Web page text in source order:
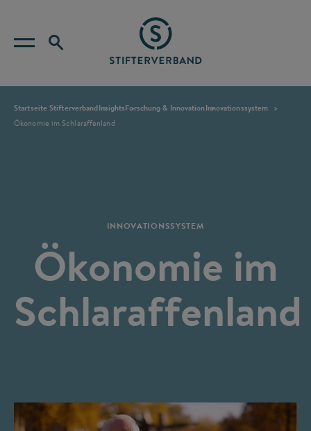
Startseite StifterverbandInsightsForschung & InnovationInnovationssystem
Ökonomie im Schlaraffenland
INNOVATIONSSYSTEM
Ökonomie im
Schlaraffenland